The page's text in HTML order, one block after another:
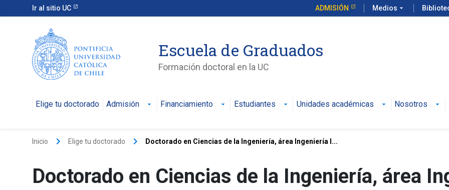
Ir al sitio UC ADMISIÓN Medios arrow_drop_down
Escuela de Graduados
Formación doctoral en la UC
Elige tu doctorado Admisión Financiamiento Estudiantes Unidades académicas Nosotros
Inicio keyboard_arrow_right Elige tu doctorado keyboard_arrow_right Doctorado en Ciencias de la Ingeniería, área Ingeniería I...
Doctorado en Ciencias de la Ingeniería, área